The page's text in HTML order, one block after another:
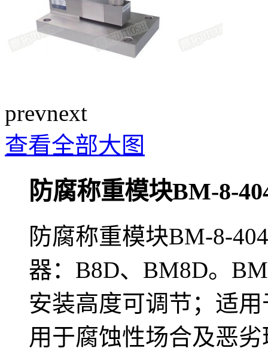
prevnext
查看全部大图
防腐称重模块BM-8-
防腐称重模块BM-8-
器：B8D、BM8D。
安装高度可调节；适
用于腐蚀性场合及恶